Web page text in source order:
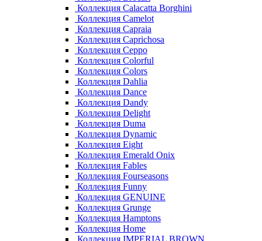
Коллекция Calacatta Borghini
Коллекция Camelot
Коллекция Capraia
Коллекция Caprichosa
Коллекция Ceppo
Коллекция Colorful
Коллекция Colors
Коллекция Dahlia
Коллекция Dance
Коллекция Dandy
Коллекция Delight
Коллекция Duma
Коллекция Dynamic
Коллекция Eight
Коллекция Emerald Onix
Коллекция Fables
Коллекция Fourseasons
Коллекция Funny
Коллекция GENUINE
Коллекция Grunge
Коллекция Hamptons
Коллекция Home
Коллекция IMPERIAL BROWN